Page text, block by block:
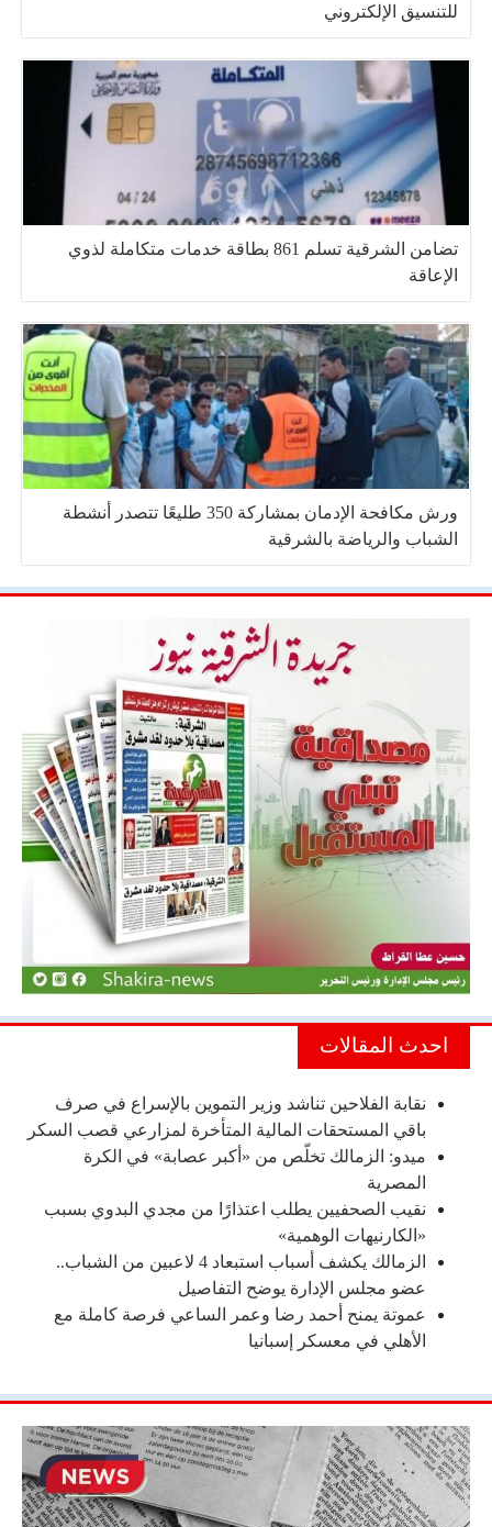
للتنسيق الإلكتروني
تضامن الشرقية تسلم 861 بطاقة خدمات متكاملة لذوي
الإعاقة
ورش مكافحة الإدمان بمشاركة 350 طليعًا تتصدر أنشطة
الشباب والرياضة بالشرقية
احدث المقالات
نقابة الفلاحين تناشد وزير التموين بالإسراع في صرف
باقي المستحقات المالية المتأخرة لمزارعي قصب السكر
ميدو: الزمالك تخلّص من «أكبر عصابة» في الكرة
المصرية
نقيب الصحفيين يطلب اعتذارًا من مجدي البدوي بسبب
«الكارنيهات الوهمية»
الزمالك يكشف أسباب استبعاد 4 لاعبين من الشباب..
عضو مجلس الإدارة يوضح التفاصيل
عموتة يمنح أحمد رضا وعمر الساعي فرصة كاملة مع
الأهلي في معسكر إسبانيا